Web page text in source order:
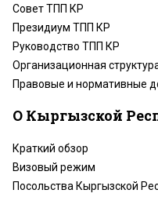
Совет ТПП КР
Президиум ТПП КР
Руководство ТПП КР
Организационная
Правовые и нормативные
О Кыргызской
Краткий обзор
Визовый режим
Посольства Кыргызской